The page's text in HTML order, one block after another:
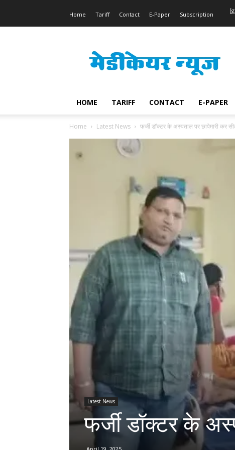
Home Tariff Contact E-Paper Subscription
News
HOME TARIFF CONTACT E-PAPER
Home Latest News फर्जी डॉक्टर के अस्पताल पर छापेमारी कर
Latest News
फर्जी डॉक्टर के